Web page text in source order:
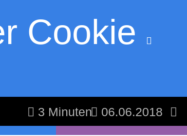
Cookie
3 Minuten 06.06.2018